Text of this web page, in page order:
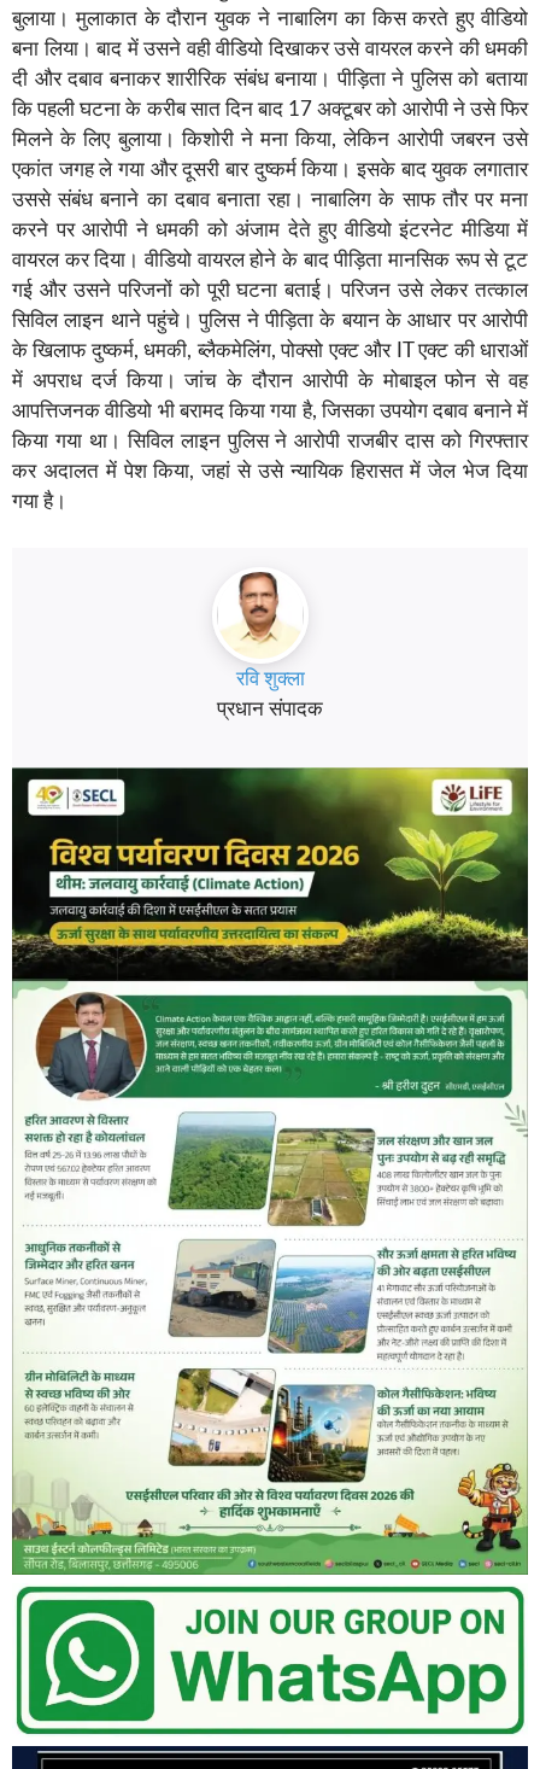
बुलाया। मुलाकात के दौरान युवक ने नाबालिग का किस करते हुए वीडियो
बना लिया। बाद में उसने वही वीडियो दिखाकर उसे वायरल करने की धमकी
दी और दबाव बनाकर शारीरिक संबंध बनाया। पीड़िता ने पुलिस को बताया
कि पहली घटना के करीब सात दिन बाद 17 अक्टूबर को आरोपी ने उसे फिर
मिलने के लिए बुलाया। किशोरी ने मना किया, लेकिन आरोपी जबरन उसे
एकांत जगह ले गया और दूसरी बार दुष्कर्म किया। इसके बाद युवक लगातार
उससे संबंध बनाने का दबाव बनाता रहा। नाबालिग के साफ तौर पर मना
करने पर आरोपी ने धमकी को अंजाम देते हुए वीडियो इंटरनेट मीडिया में
वायरल कर दिया। वीडियो वायरल होने के बाद पीड़िता मानसिक रूप से टूट
गई और उसने परिजनों को पूरी घटना बताई। परिजन उसे लेकर तत्काल
सिविल लाइन थाने पहुंचे। पुलिस ने पीड़िता के बयान के आधार पर आरोपी
के खिलाफ दुष्कर्म, धमकी, ब्लैकमेलिंग, पोक्सो एक्ट और IT एक्ट की धाराओं
में अपराध दर्ज किया। जांच के दौरान आरोपी के मोबाइल फोन से वह
आपत्तिजनक वीडियो भी बरामद किया गया है, जिसका उपयोग दबाव बनाने में
किया गया था। सिविल लाइन पुलिस ने आरोपी राजबीर दास को गिरफ्तार
कर अदालत में पेश किया, जहां से उसे न्यायिक हिरासत में जेल भेज दिया
गया है।
रवि शुक्ला
प्रधान संपादक